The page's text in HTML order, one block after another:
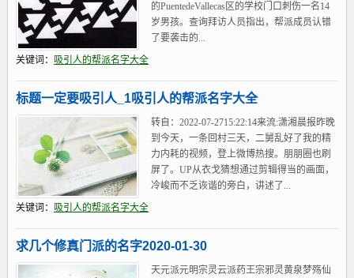
的PuentedeVallecas区的学校门口刺伤一名14
岁男孩。查询拜访人员指出，帮派成员认错
了要袭击的...
关键词： 吸引人的帮派名字大全
标题一定要吸引人_1吸引人的帮派名字大全
转自：2022-07-2715:22:14来流:潇湘晨报昨晚
到今天，一条回村三天，二舅乱好了我的精
力内耗的视频，登上微博热搜。朋朋圈也刷
屏了。UP从衣戈猜想通过剪辑得当的画面，
冷峻而不乏诙谐的旁白，讲述了...
关键词： 吸引人的帮派名字大全
求几个修真门派的名字2020-01-30
天元派元明宗灵云派药王宗邪灵黄泉梦殇仙